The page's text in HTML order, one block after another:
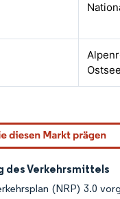
des Verkehrsmittels
(NRP) 3.0